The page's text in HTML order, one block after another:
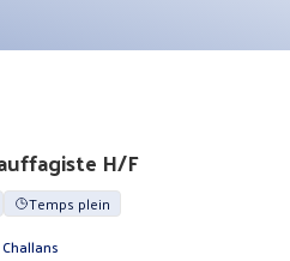
H/F
Temps plein